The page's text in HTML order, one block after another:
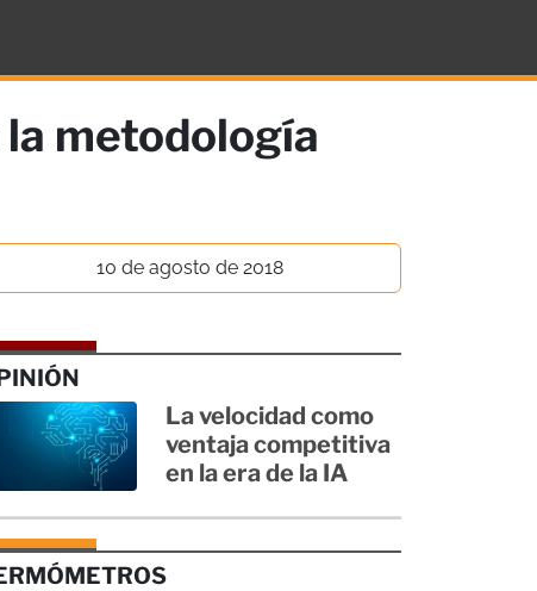
metodología
10 de agosto de 2018
La velocidad como
ventaja competitiva
en la era de la IA